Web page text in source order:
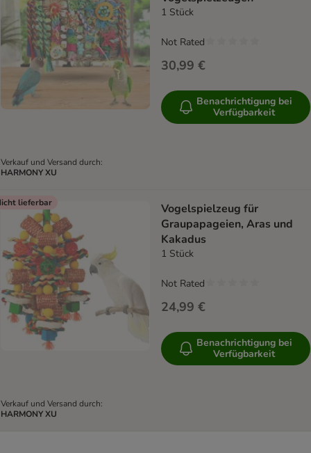
Verkauf und Versand durch:
HARMONY XU
1 Stück
30,99 €
Not Rated
Benachrichtigung bei
Verfügbarkeit
lieferbar
Verkauf und Versand durch:
HARMONY XU
Vogelspielzeug für
Graupapageien, Aras und
Kakadus
1 Stück
24,99 €
Not Rated
Benachrichtigung bei
Verfügbarkeit